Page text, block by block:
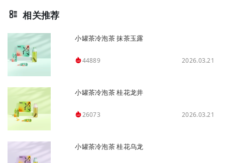
相关推荐
小罐茶冷泡茶 抹茶玉露
44889 2026.03.21
小罐茶冷泡茶 桂花龙井
26073 2026.03.21
小罐茶冷泡茶 桂花乌龙